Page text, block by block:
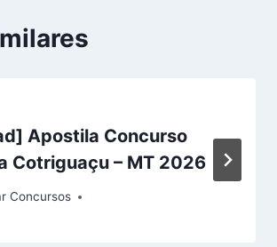
Apostila Concurso
Cotriguaçu – MT 2026
Concursos